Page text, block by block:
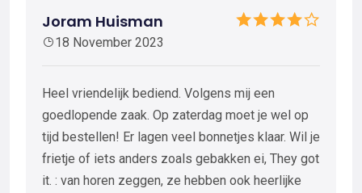
Joram Huisman
18 November 2023
Heel vriendelijk bediend. Volgens mij een
goedlopende zaak. Op zaterdag moet je wel op
tijd bestellen! Er lagen veel bonnetjes klaar. Wil je
frietje of iets anders zoals gebakken ei, They got
it. : van horen zeggen, ze hebben ook heerlijke